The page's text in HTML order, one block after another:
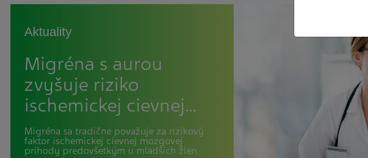
Aktuality
Migréna s aurou
zvyšuje riziko
ischemickej cievnej…
Migréna sa tradične považuje za rizikový
faktor ischemickej cievnej mozgovej
príhody predovšetkým u mladších žien.